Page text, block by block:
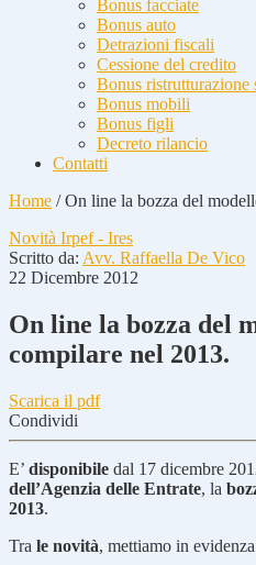
Bonus facciate
Bonus auto
Detrazioni fiscali
Cessione del credito
Bonus ristrutturazione
Bonus mobili
Bonus figli
Decreto rilancio
Contatti
Home /On line la bozza del
Novità Irpef - Ires
Scritto da: Avv. Raffaella De Vico
22 Dicembre 2012
On line la bozza del
compilare nel 2013.
Scarica il pdf
Condividi
E’ disponibile dal 17 dicembre
dell’Agenzia delle Entrate, la
2013.
Tra le novità, mettiamo in